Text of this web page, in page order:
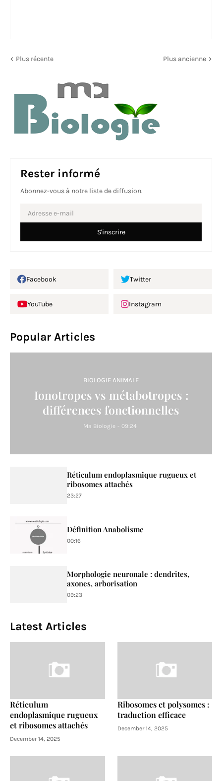
Plus récente Plus ancienne
Rester informé
Abonnez-vous à notre liste de diffusion.
Facebook Twitter
YouTube Instagram
Popular Articles
BIOLOGIE ANIMALE
Ionotropes vs métabotropes :
différences fonctionnelles
Ma Biologie - 09:24
Réticulum endoplasmique rugueux et
ribosomes attachés
23:27
Définition Anabolisme
00:16
Morphologie neuronale : dendrites,
axones, arborisation
09:23
Latest Articles
Réticulum
endoplasmique rugueux
et ribosomes attachés
December 14, 2025
Ribosomes et polysomes :
traduction efficace
December 14, 2025